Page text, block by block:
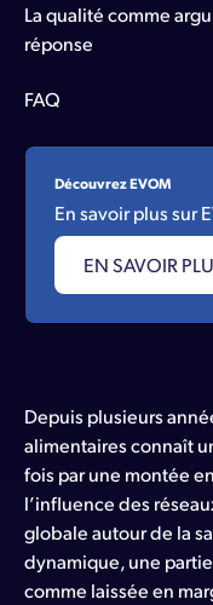
La qualité comme
réponse
FAQ
Découvrez EVOM
En savoir plus sur
EN SAVOIR
Depuis plusieurs
alimentaires connaît
fois par une montée
l’influence des
globale autour de la
dynamique, une
comme laissée en